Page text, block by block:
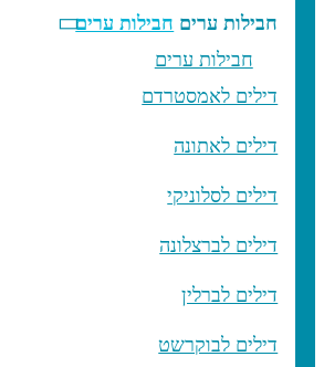
חבילות ערים חבילות ערים
חבילות ערים
דילים לאמסטרדם
דילים לאתונה
דילים לסלוניקי
דילים לברצלונה
דילים לברלין
דילים לבוקרשט